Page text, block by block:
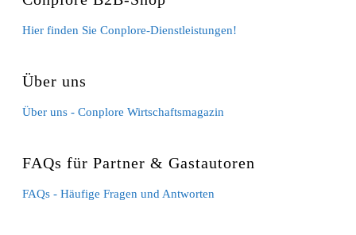
Hier finden Sie Conplore-Dienstleistungen!
Über uns
Über uns - Conplore Wirtschaftsmagazin
FAQs für Partner & Gastautoren
FAQs - Häufige Fragen und Antworten